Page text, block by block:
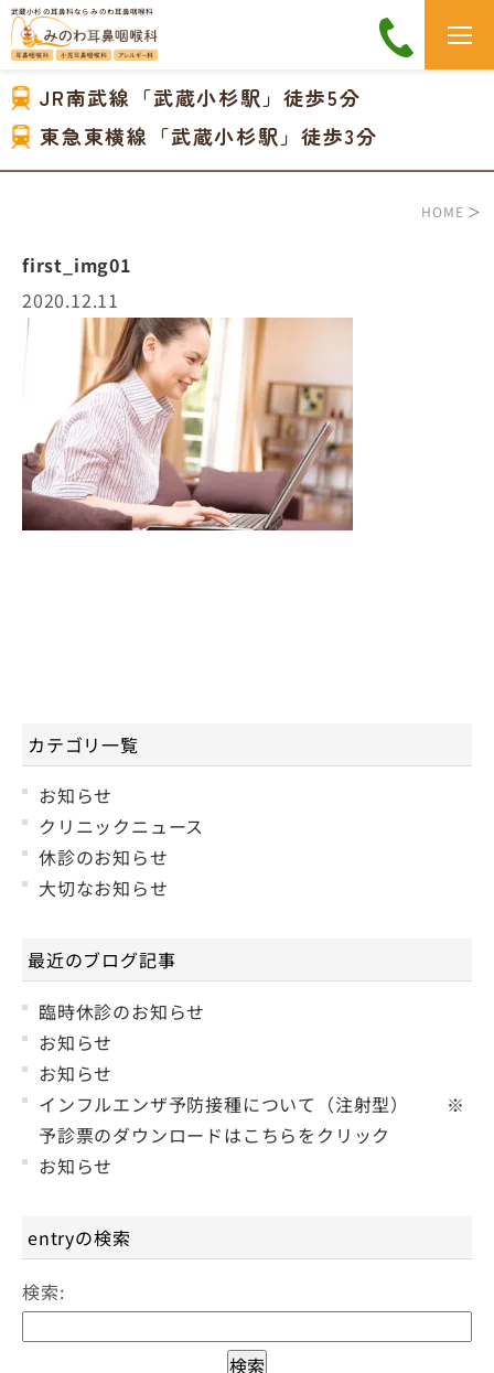
武蔵小杉の耳鼻科なら みのわ耳鼻咽喉科
JR南武線「武蔵小杉駅」徒歩5分
東急東横線「武蔵小杉駅」徒歩3分
HOME ＞
first_img01
2020.12.11
カテゴリ一覧
お知らせ
クリニックニュース
休診のお知らせ
大切なお知らせ
最近のブログ記事
臨時休診のお知らせ
お知らせ
お知らせ
インフルエンザ予防接種について（注射型） ※
予診票のダウンロードはこちらをクリック
お知らせ
entryの検索
検索: